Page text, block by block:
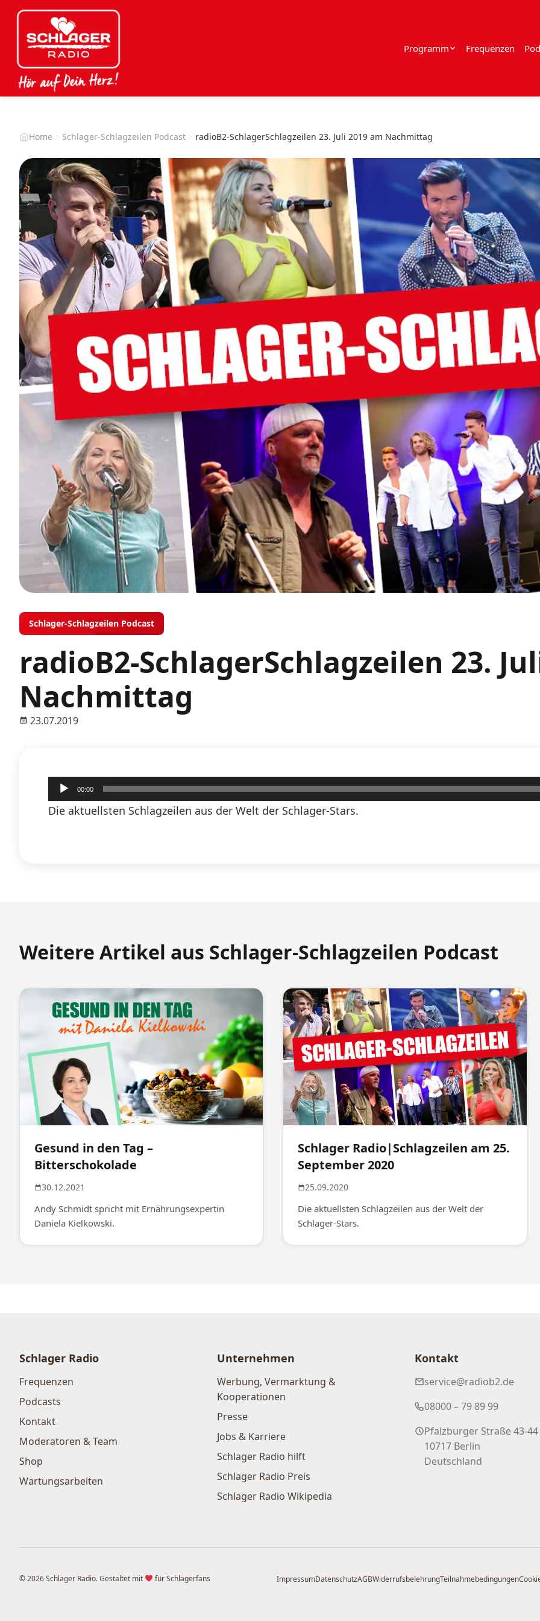
Programm Frequenzen
Home Schlager-Schlagzeilen Podcast radioB2-SchlagerSchlagzeilen 23. Juli 2019 am Nachmittag
Schlager-Schlagzeilen Podcast
radioB2-SchlagerSchlagzeilen 23.
Nachmittag
23.07.2019
Audio-
Player
00:00
Die aktuellsten Schlagzeilen aus der Welt der Schlager-Stars.
Weitere Artikel aus Schlager-Schlagzeilen Podcast
Gesund in den Tag –
Bitterschokolade
30.12.2021
Andy Schmidt spricht mit Ernährungsexpertin
Daniela Kielkowski.
Schlager Radio|Schlagzeilen am 25.
September 2020
25.09.2020
Die aktuellsten Schlagzeilen aus der Welt der
Schlager-Stars.
Schlager Radio
Frequenzen
Podcasts
Kontakt
Moderatoren & Team
Shop
Wartungsarbeiten
Unternehmen
Werbung, Vermarktung &
Kooperationen
Presse
Jobs & Karriere
Schlager Radio hilft
Schlager Radio Preis
Schlager Radio Wikipedia
Kontakt
service@radiob2.de
08000 – 79 89 99
Pfalzburger Straße 43-44
10717 Berlin
Deutschland
© 2026 Schlager Radio. Gestaltet mit für Schlagerfans ImpressumDatenschutzAGBWiderrufsbelehrungTeilnahmebedingungen